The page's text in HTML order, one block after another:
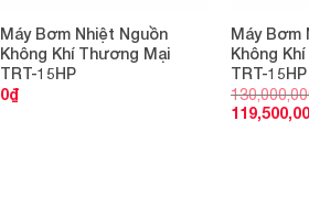
Máy Bơm Nhiệt Nguồn
Không Khí Thương Mại
TRT-15HP
0₫
Máy Bơm
Không
TRT-15HP